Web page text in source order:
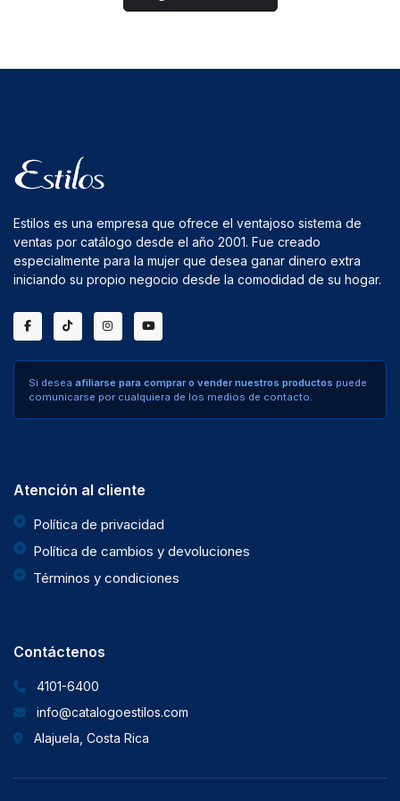
Estilos es una empresa que ofrece el ventajoso sistema de
ventas por catálogo desde el año 2001. Fue creado
especialmente para la mujer que desea ganar dinero extra
iniciando su propio negocio desde la comodidad de su hogar.
Si desea afiliarse para comprar o vender nuestros productos puede
comunicarse por cualquiera de los medios de contacto.
Atención al cliente
Política de privacidad
Política de cambios y devoluciones
Términos y condiciones
Contáctenos
4101-6400
info@catalogoestilos.com
Alajuela, Costa Rica